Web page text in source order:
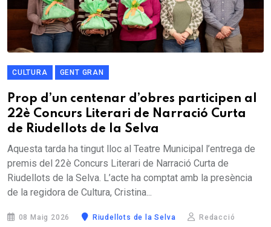
CULTURA GENT GRAN
Prop d’un centenar d’obres participen al
22è Concurs Literari de Narració Curta
de Riudellots de la Selva
Aquesta tarda ha tingut lloc al Teatre Municipal l’entrega de
premis del 22è Concurs Literari de Narració Curta de
Riudellots de la Selva. L’acte ha comptat amb la presència
de la regidora de Cultura, Cristina...
08 Maig 2026 Riudellots de la Selva Redacció